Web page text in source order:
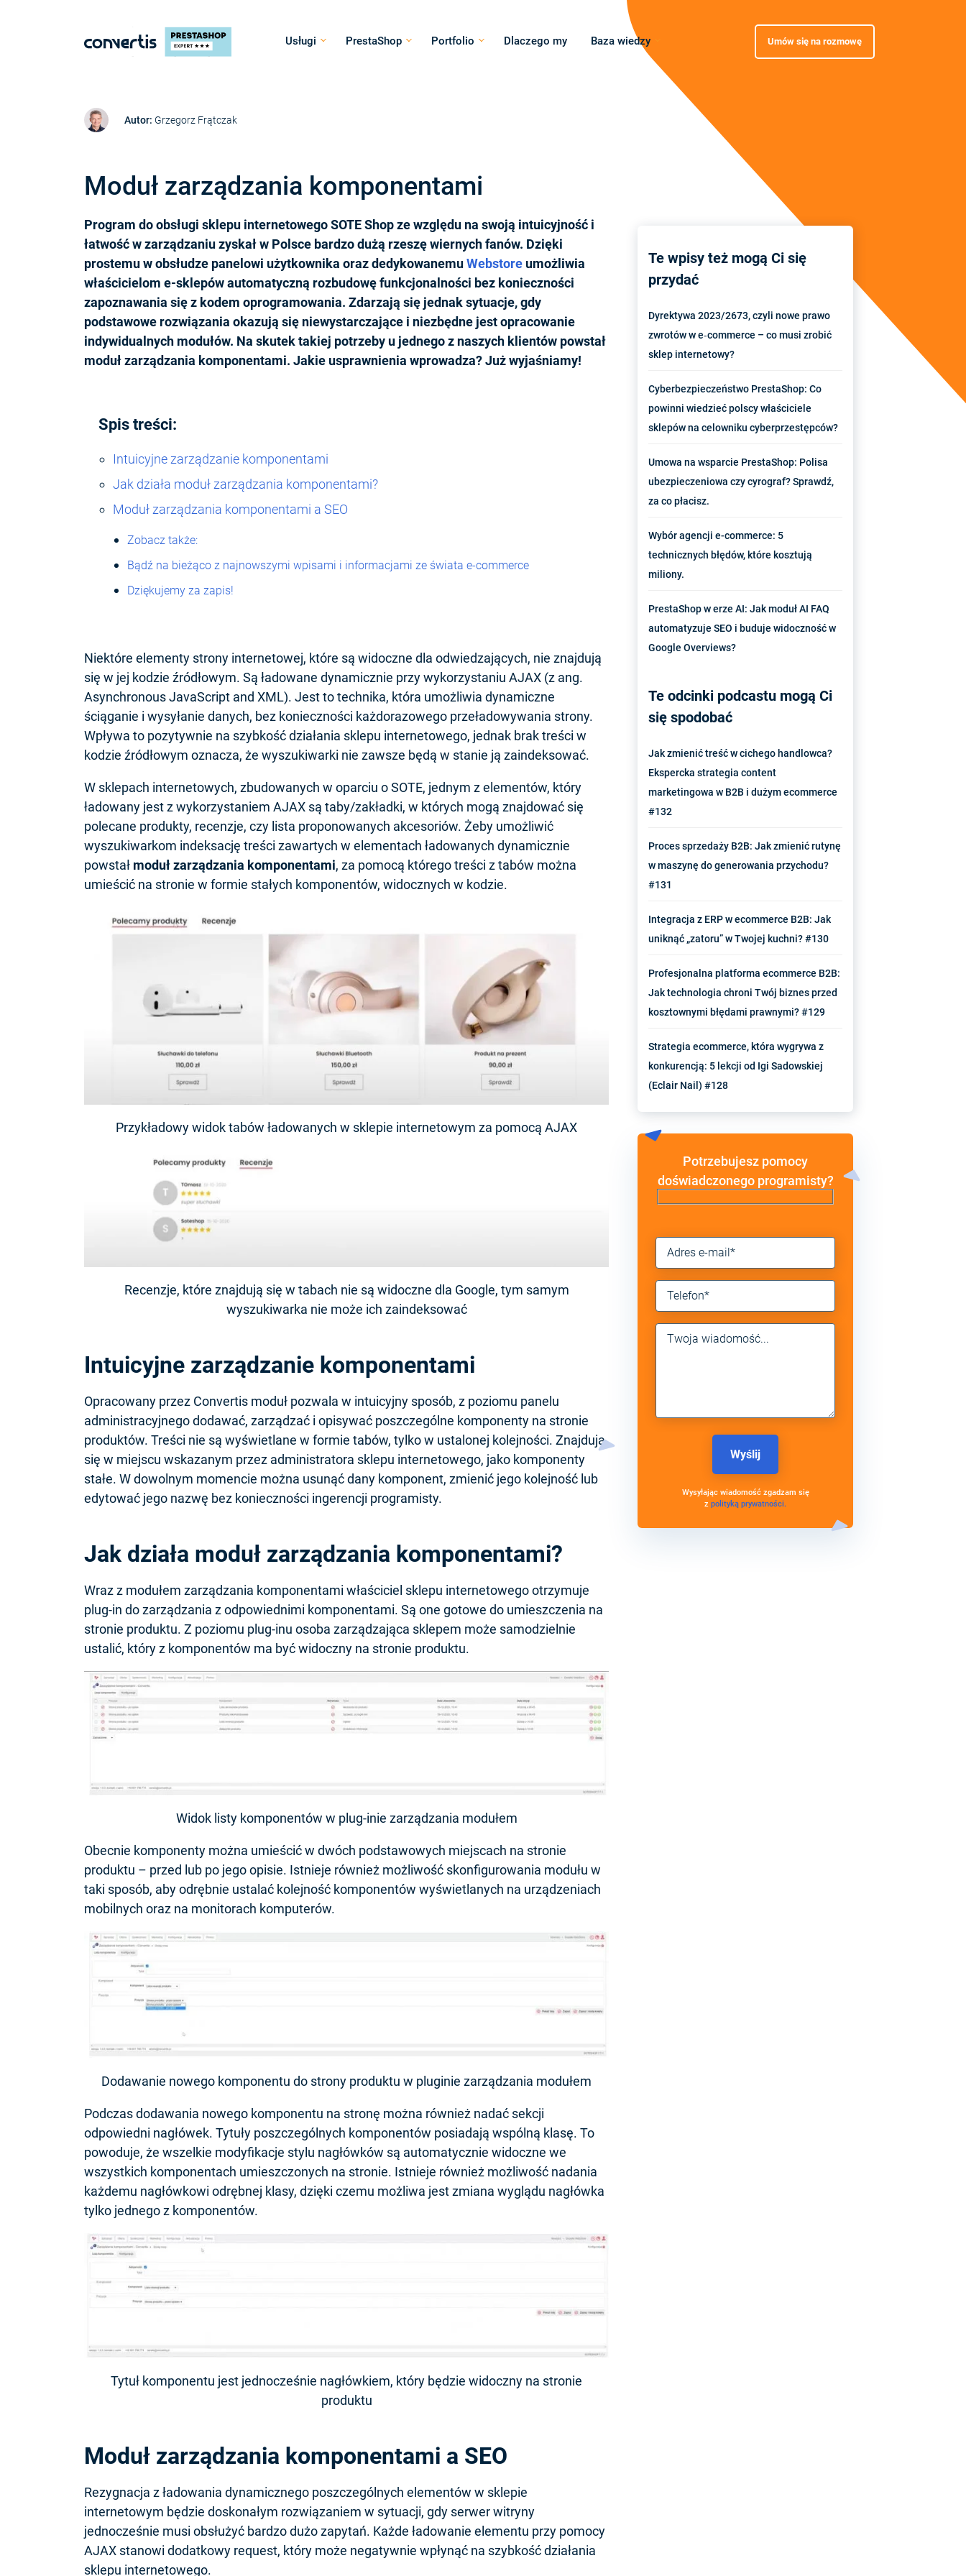
Usługi PrestaShop Portfolio Dlaczego my Baza wiedzy Umów się na rozmowę
Autor: Grzegorz Frątczak
Moduł zarządzania komponentami
Program do obsługi sklepu internetowego SOTE Shop ze względu na swoją intuicyjność i
łatwość w zarządzaniu zyskał w Polsce bardzo dużą rzeszę wiernych fanów. Dzięki
prostemu w obsłudze panelowi użytkownika oraz dedykowanemuWebstore umożliwia
właścicielom e-sklepów automatyczną rozbudowę funkcjonalności bez konieczności
zapoznawania się z kodem oprogramowania. Zdarzają się jednak sytuacje, gdy
podstawowe rozwiązania okazują się niewystarczające i niezbędne jest opracowanie
indywidualnych modułów. Na skutek takiej potrzeby u jednego z naszych klientów powstał
moduł zarządzania komponentami. Jakie usprawnienia wprowadza? Już wyjaśniamy!
Spis treści:
Intuicyjne zarządzanie komponentami
Jak działa moduł zarządzania komponentami?
Moduł zarządzania komponentami a SEO
Zobacz także:
Bądź na bieżąco z najnowszymi wpisami i informacjami ze świata e-commerce
Dziękujemy za zapis!
Niektóre elementy strony internetowej, które są widoczne dla odwiedzających, nie znajdują
się w jej kodzie źródłowym. Są ładowane dynamicznie przy wykorzystaniu AJAX (z ang.
Asynchronous JavaScript and XML). Jest to technika, która umożliwia dynamiczne
ściąganie i wysyłanie danych, bez konieczności każdorazowego przeładowywania strony.
Wpływa to pozytywnie na szybkość działania sklepu internetowego, jednak brak treści w
kodzie źródłowym oznacza, że wyszukiwarki nie zawsze będą w stanie ją zaindeksować.
W sklepach internetowych, zbudowanych w oparciu o SOTE, jednym z elementów, który
ładowany jest z wykorzystaniem AJAX są taby/zakładki, w których mogą znajdować się
polecane produkty, recenzje, czy lista proponowanych akcesoriów. Żeby umożliwić
wyszukiwarkom indeksację treści zawartych w elementach ładowanych dynamicznie
powstał moduł zarządzania komponentami, za pomocą którego treści z tabów można
umieścić na stronie w formie stałych komponentów, widocznych w kodzie.
Przykładowy widok tabów ładowanych w sklepie internetowym za pomocą AJAX
Recenzje, które znajdują się w tabach nie są widoczne dla Google, tym samym
wyszukiwarka nie może ich zaindeksować
Intuicyjne zarządzanie komponentami
Opracowany przez Convertis moduł pozwala w intuicyjny sposób, z poziomu panelu
administracyjnego dodawać, zarządzać i opisywać poszczególne komponenty na stronie
produktów. Treści nie są wyświetlane w formie tabów, tylko w ustalonej kolejności. Znajdują
się w miejscu wskazanym przez administratora sklepu internetowego, jako komponenty
stałe. W dowolnym momencie można usunąć dany komponent, zmienić jego kolejność lub
edytować jego nazwę bez konieczności ingerencji programisty.
Jak działa moduł zarządzania komponentami?
Wraz z modułem zarządzania komponentami właściciel sklepu internetowego otrzymuje
plug-in do zarządzania z odpowiednimi komponentami. Są one gotowe do umieszczenia na
stronie produktu. Z poziomu plug-inu osoba zarządzająca sklepem może samodzielnie
ustalić, który z komponentów ma być widoczny na stronie produktu.
Widok listy komponentów w plug-inie zarządzania modułem
Obecnie komponenty można umieścić w dwóch podstawowych miejscach na stronie
produktu – przed lub po jego opisie. Istnieje również możliwość skonfigurowania modułu w
taki sposób, aby odrębnie ustalać kolejność komponentów wyświetlanych na urządzeniach
mobilnych oraz na monitorach komputerów.
Dodawanie nowego komponentu do strony produktu w pluginie zarządzania modułem
Podczas dodawania nowego komponentu na stronę można również nadać sekcji
odpowiedni nagłówek. Tytuły poszczególnych komponentów posiadają wspólną klasę. To
powoduje, że wszelkie modyfikacje stylu nagłówków są automatycznie widoczne we
wszystkich komponentach umieszczonych na stronie. Istnieje również możliwość nadania
każdemu nagłówkowi odrębnej klasy, dzięki czemu możliwa jest zmiana wyglądu nagłówka
tylko jednego z komponentów.
Tytuł komponentu jest jednocześnie nagłówkiem, który będzie widoczny na stronie
produktu
Moduł zarządzania komponentami a SEO
Rezygnacja z ładowania dynamicznego poszczególnych elementów w sklepie
internetowym będzie doskonałym rozwiązaniem w sytuacji, gdy serwer witryny
jednocześnie musi obsłużyć bardzo dużo zapytań. Każde ładowanie elementu przy pomocy
AJAX stanowi dodatkowy request, który może negatywnie wpłynąć na szybkość działania
sklepu internetowego.
Te wpisy też mogą Ci się
przydać
Dyrektywa 2023/2673, czyli nowe prawo
zwrotów w e‑commerce – co musi zrobić
sklep internetowy?
Cyberbezpieczeństwo PrestaShop: Co
powinni wiedzieć polscy właściciele
sklepów na celowniku cyberprzestępców?
Umowa na wsparcie PrestaShop: Polisa
ubezpieczeniowa czy cyrograf? Sprawdź,
za co płacisz.
Wybór agencji e-commerce: 5
technicznych błędów, które kosztują
miliony.
PrestaShop w erze AI: Jak moduł AI FAQ
automatyzuje SEO i buduje widoczność w
Google Overviews?
Te odcinki podcastu mogą Ci
się spodobać
Jak zmienić treść w cichego handlowca?
Ekspercka strategia content
marketingowa w B2B i dużym ecommerce
#132
Proces sprzedaży B2B: Jak zmienić rutynę
w maszynę do generowania przychodu?
#131
Integracja z ERP w ecommerce B2B: Jak
uniknąć „zatoru” w Twojej kuchni? #130
Profesjonalna platforma ecommerce B2B:
Jak technologia chroni Twój biznes przed
kosztownymi błędami prawnymi? #129
Strategia ecommerce, która wygrywa z
konkurencją: 5 lekcji od Igi Sadowskiej
(Eclair Nail) #128
Potrzebujesz pomocy
doświadczonego programisty?
Wysyłając wiadomość zgadzam się
z polityką prywatności.